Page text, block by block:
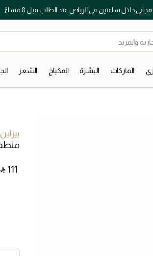
خلال ساعتين في الرياض عند الطلب قبل 8 مساءً
الماركات البشرة المكياج الشعر
بيزلين
منظف
‎ ⃁ ⁦111⁩ ‎